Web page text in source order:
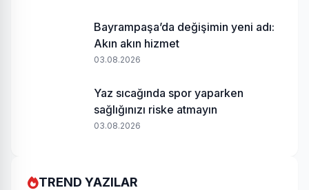
Bayrampaşa’da değişimin yeni adı:
Akın akın hizmet
03.08.2026
Yaz sıcağında spor yaparken
sağlığınızı riske atmayın
03.08.2026
TREND YAZILAR